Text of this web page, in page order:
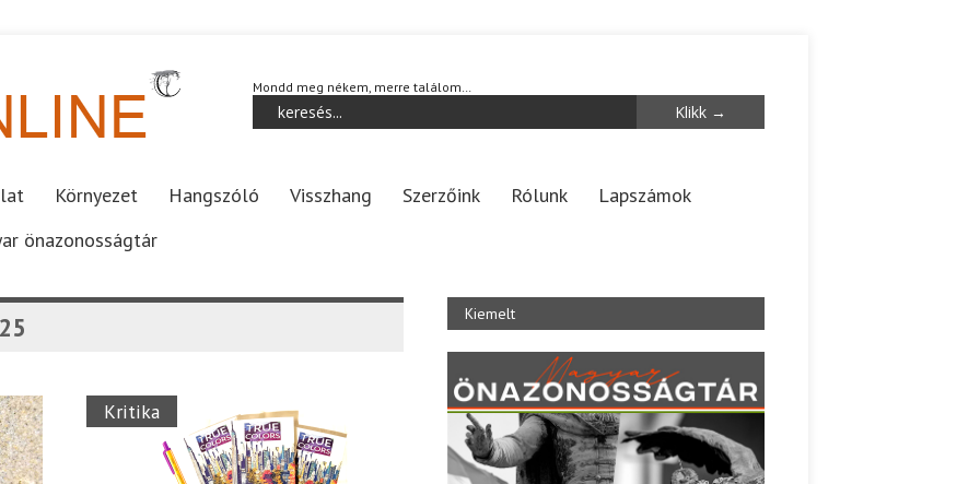
Mondd meg nékem, merre találom…
Környezet Hangszóló Visszhang Szerzőink Rólunk
Lapszámok
önazonosságtár
Kritika
Kiemelt